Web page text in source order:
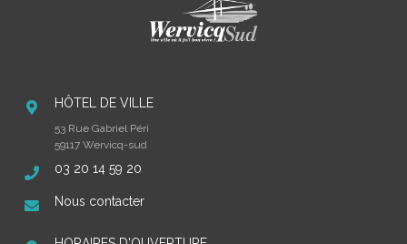
HÔTEL DE VILLE
53 Rue Gabriel Péri
59117 Wervicq-sud
03 20 14 59 20
Nous contacter